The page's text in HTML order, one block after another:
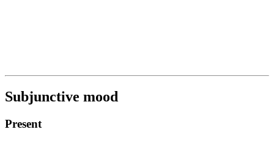
Subjunctive mood
Present